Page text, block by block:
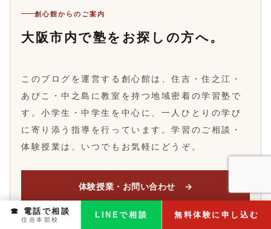
創心館からのご案内
大阪市内で塾をお探しの方へ。
このブログを運営する創心館は、住吉・住之江・
あびこ・中之島に教室を持つ地域密着の学習塾で
す。小学生・中学生を中心に、一人ひとりの学び
に寄り添う指導を行っています。学習のご相談・
体験授業は、いつでもお気軽にどうぞ。
体験授業・お問い合わせ →
校舎案内を見る
☎ 電話で相談
住吉本部校
LINEで相談 無料体験に申し込む